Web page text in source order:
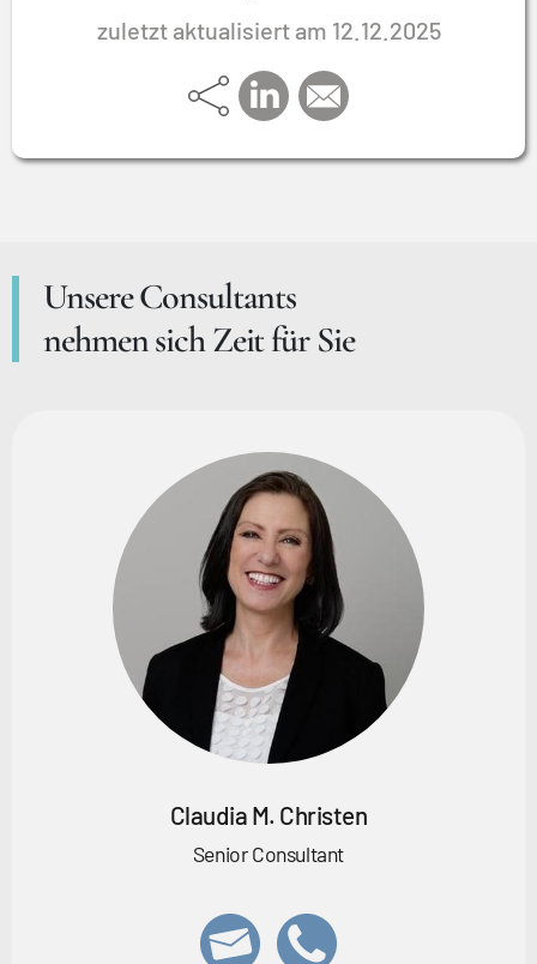
zuletzt aktualisiert am 12.12.2025
Unsere Consultants
nehmen sich Zeit für Sie
Claudia M. Christen
Senior Consultant